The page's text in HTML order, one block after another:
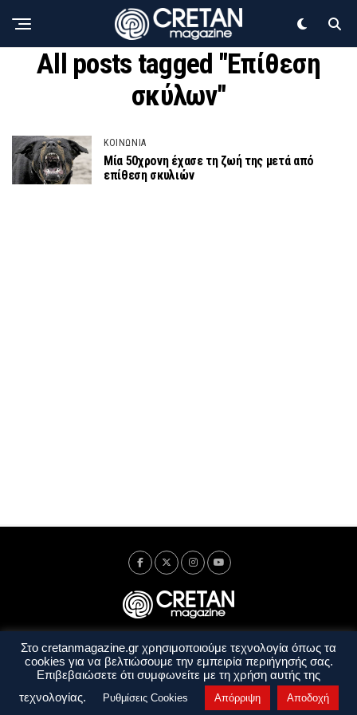
All posts tagged "Επίθεση
σκύλων"
ΚΟΙΝΩΝΙΑ
Μία 50χρονη έχασε τη ζωή της μετά από
επίθεση σκυλιών
Ταυτότητα Πολιτική Απορρήτου
Όροι Χρήσης
Όροι και Προϋποθέσεις
Στο cretanmagazine.gr χρησιμοποιούμε τεχνολογία όπως τα
cookies για να βελτιώσουμε την εμπειρία περιήγησής σας.
Επιβεβαιώσετε ότι συμφωνείτε με τη χρήση αυτής της
τεχνολογίας.
Ρυθμίσεις Cookies Απόρριψη Αποδοχή